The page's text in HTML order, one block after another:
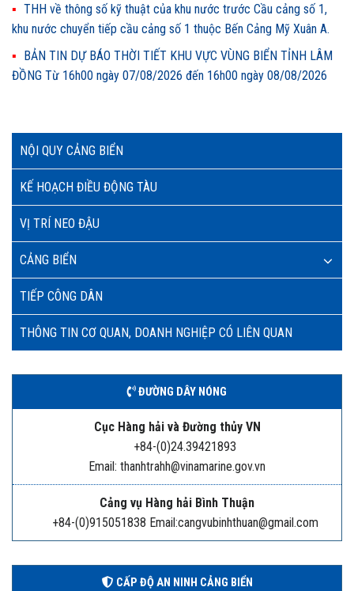
NỘI QUY CẢNG BIỂN
KẾ HOẠCH ĐIỀU ĐỘNG TÀU
VỊ TRÍ NEO ĐẬU
CẢNG BIỂN
TIẾP CÔNG DÂN
THÔNG TIN CƠ QUAN, DOANH NGHIỆP CÓ LIÊN QUAN
ĐƯỜNG DÂY NÓNG
Cục Hàng hải và Đường thủy VN
+84-(0)24.39421893
Email: thanhtrahh@vinamarine.gov.vn
Cảng vụ Hàng hải Bình Thuận
+84-(0)915051838 Email:cangvubinhthuan@gmail.com
CẤP ĐỘ AN NINH CẢNG BIỂN
THH về thông số kỹ thuật của khu nước trước Cầu cảng số 1,
khu nước chuyển tiếp cầu cảng số 1 thuộc Bến Cảng Mỹ Xuân A.
BẢN TIN DỰ BÁO THỜI TIẾT KHU VỰC VÙNG BIỂN TỈNH LÂM
ĐỒNG Từ 16h00 ngày 07/08/2026 đến 16h00 ngày 08/08/2026